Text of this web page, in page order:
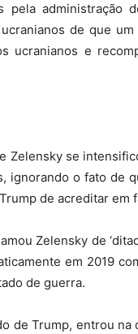
pela administração
de que
ucranianos e
Zelensky se
ignorando o fato de
de acreditar em
Zelensky de
em 2019
de guerra.
de Trump, entrou